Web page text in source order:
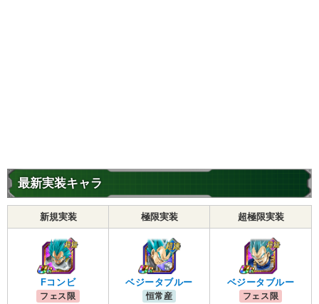
最新実装キャラ
新規実装 極限実装 超極限実装
Fコンビ
フェス限
ベジータブルー
恒常産
ベジータブルー
フェス限